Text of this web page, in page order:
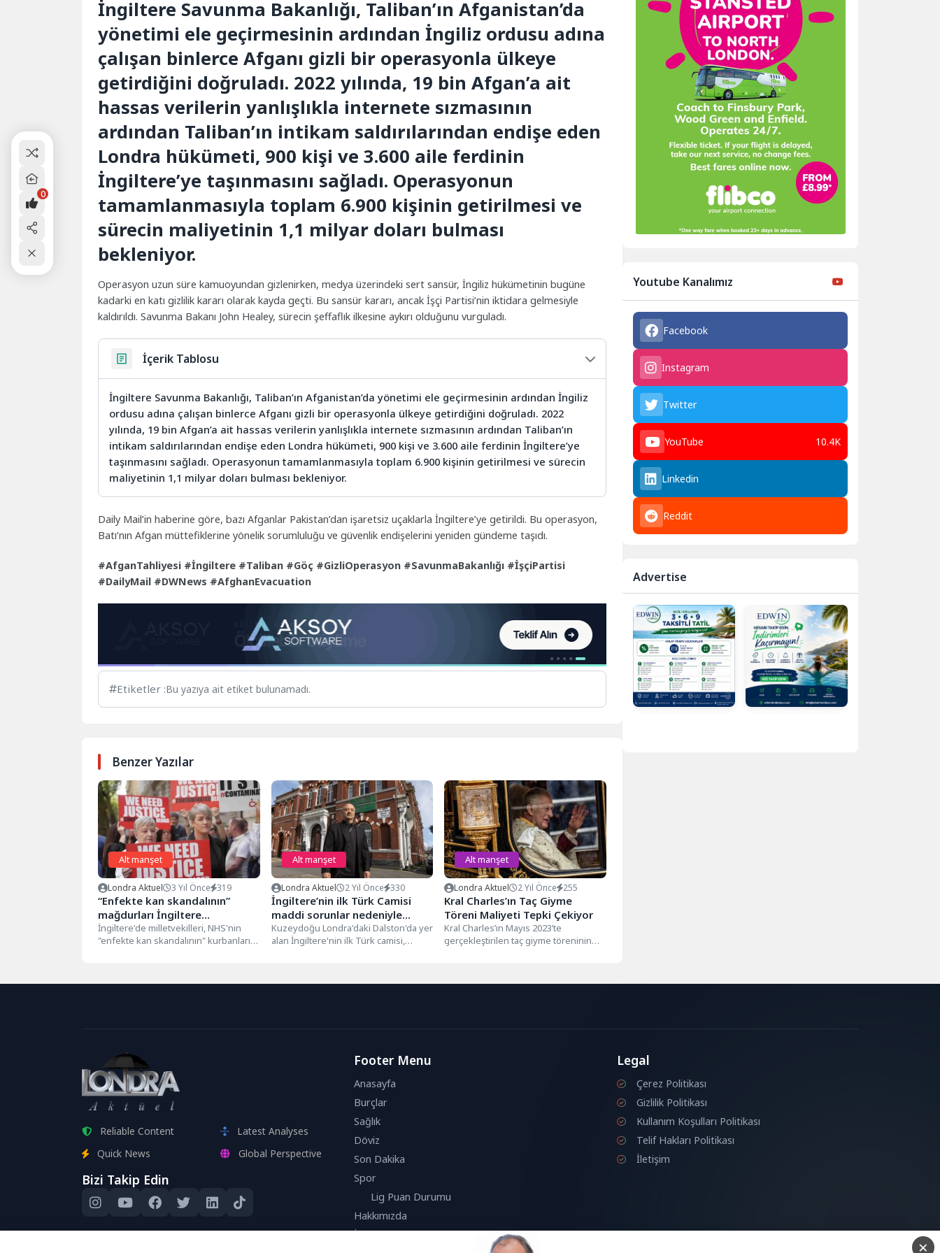
İngiltere Savunma Bakanlığı, Taliban’ın Afganistan’da
yönetimi ele geçirmesinin ardından İngiliz ordusu adına
çalışan binlerce Afganı gizli bir operasyonla ülkeye
getirdiğini doğruladı. 2022 yılında, 19 bin Afgan’a ait
hassas verilerin yanlışlıkla internete sızmasının
ardından Taliban’ın intikam saldırılarından endişe eden
Londra hükümeti, 900 kişi ve 3.600 aile ferdinin
İngiltere’ye taşınmasını sağladı. Operasyonun
tamamlanmasıyla toplam 6.900 kişinin getirilmesi ve
sürecin maliyetinin 1,1 milyar doları bulması
bekleniyor.
Operasyon uzun süre kamuoyundan gizlenirken, medya üzerindeki sert sansür, İngiliz hükümetinin bugüne
kadarki en katı gizlilik kararı olarak kayda geçti. Bu sansür kararı, ancak İşçi Partisi’nin iktidara gelmesiyle
kaldırıldı. Savunma Bakanı John Healey, sürecin şeffaflık ilkesine aykırı olduğunu vurguladı.
İçerik Tablosu
İngiltere Savunma Bakanlığı, Taliban’ın Afganistan’da yönetimi ele geçirmesinin ardından İngiliz
ordusu adına çalışan binlerce Afganı gizli bir operasyonla ülkeye getirdiğini doğruladı. 2022
yılında, 19 bin Afgan’a ait hassas verilerin yanlışlıkla internete sızmasının ardından Taliban’ın
intikam saldırılarından endişe eden Londra hükümeti, 900 kişi ve 3.600 aile ferdinin İngiltere’ye
taşınmasını sağladı. Operasyonun tamamlanmasıyla toplam 6.900 kişinin getirilmesi ve sürecin
maliyetinin 1,1 milyar doları bulması bekleniyor.
Daily Mail’in haberine göre, bazı Afganlar Pakistan’dan işaretsiz uçaklarla İngiltere’ye getirildi. Bu operasyon,
Batı’nın Afgan müttefiklerine yönelik sorumluluğu ve güvenlik endişelerini yeniden gündeme taşıdı.
#AfganTahliyesi #İngiltere #Taliban #Göç #GizliOperasyon #SavunmaBakanlığı #İşçiPartisi
#DailyMail #DWNews #AfghanEvacuation
Etiketler :Bu yazıya ait etiket bulunamadı.
Benzer Yazılar
Alt manşet
Londra Aktuel 3 Yıl Önce 319
“Enfekte kan skandalının”
mağdurları İngiltere
hükümetine ilk yenilgisini
tattırdı
İngiltere'de milletvekilleri, NHS'nin
"enfekte kan skandalının" kurbanları
Alt manşet
Londra Aktuel 2 Yıl Önce 330
İngiltere’nin ilk Türk Camisi
maddi sorunlar nedeniyle
kapanmanın eşiğine geldi
Kuzeydoğu Londra'daki Dalston'da yer
alan İngiltere'nin ilk Türk camisi,
Alt manşet
Londra Aktuel 2 Yıl Önce 255
Kral Charles’ın Taç Giyme
Töreni Maliyeti Tepki Çekiyor
Kral Charles’ın Mayıs 2023’te
gerçekleştirilen taç giyme töreninin
Youtube Kanalımız
Facebook
Instagram
Twitter
YouTube 10.4K
Linkedin
Reddit
Advertise
Reliable Content
Latest Analyses
Quick News
Global Perspective
Bizi Takip Edin
Footer Menu
Anasayfa
Burçlar
Sağlık
Döviz
Son Dakika
Spor
Lig Puan Durumu
Hakkımızda
İletişim
Legal
Çerez Politikası
Gizlilik Politikası
Kullanım Koşulları Politikası
Telif Hakları Politikası
İletişim
0